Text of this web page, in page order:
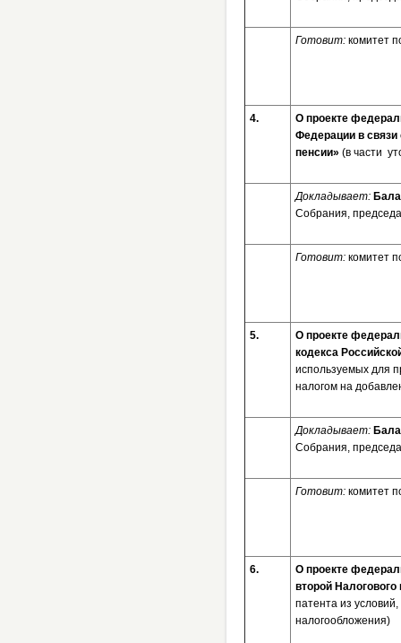
Готовит: комитет
4.
О проекте
Федерации в
пенсии» (в части
Докладывает:
Собрания,
Готовит: комитет
5.
О проекте
кодекса
используемых для
налогом на
Докладывает:
Собрания,
Готовит: комитет
6.
О проекте
второй
патента из
налогообложения)